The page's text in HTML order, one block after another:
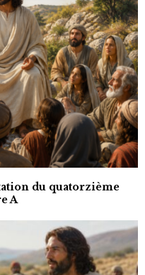
du quatorzième
A